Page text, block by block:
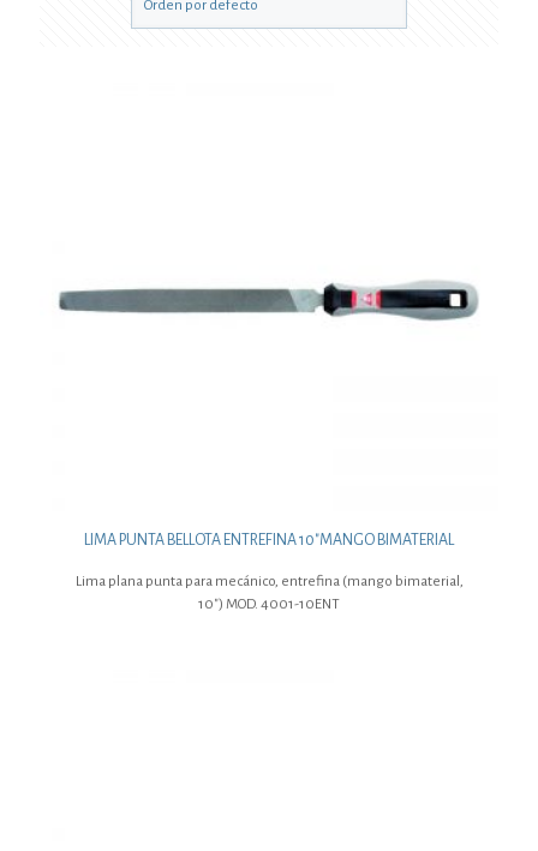
LIMA PUNTA BELLOTA ENTREFINA 10″MANGO BIMATERIAL
Lima plana punta para mecánico, entrefina (mango bimaterial,
10″) MOD. 4001-10ENT